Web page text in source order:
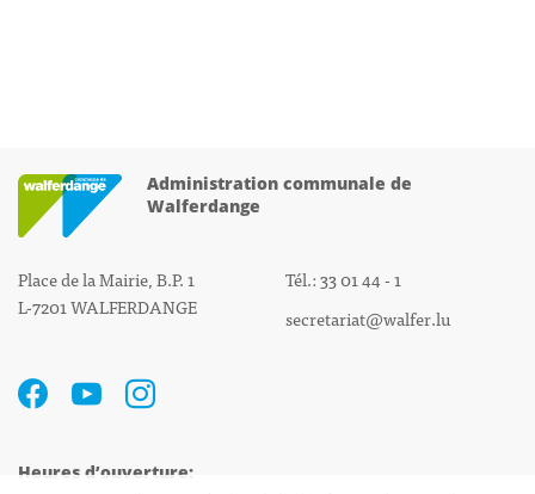
Administration communale de
Walferdange
Place de la Mairie, B.P. 1
L-7201 WALFERDANGE
Tél.: 33 01 44 - 1
secretariat@walfer.lu
Heures d’ouverture: